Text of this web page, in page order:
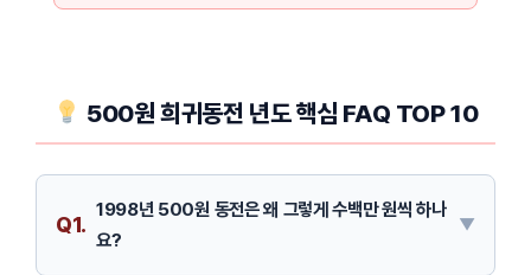
500원 희귀동전 년도 핵심 FAQ TOP 10
Q1.
1998년 500원 동전은 왜 그렇게 수백만 원씩 하나
요?